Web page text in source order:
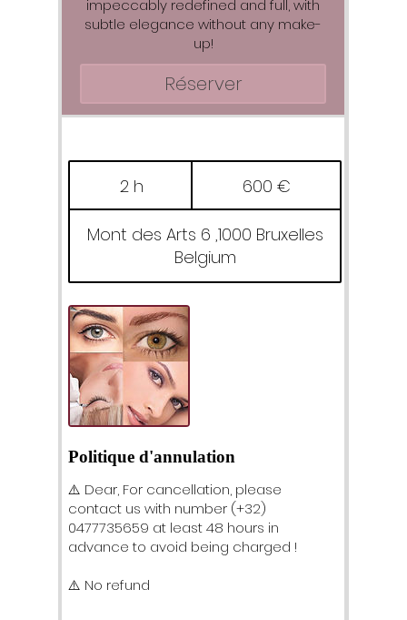
2 h
h
600 €
Mont des Arts 6 ,1000 Bruxelles
Belgium
Politique d'annulation
⚠️ Dear, For cancellation, please
contact us with number (+32)
0477735659 at least 48 hours in
advance to avoid being charged !
⚠️ No refund
impeccably redefined and full, with
subtle elegance without any make-
up!
Réserver